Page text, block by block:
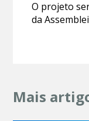
O projeto
da
Mais